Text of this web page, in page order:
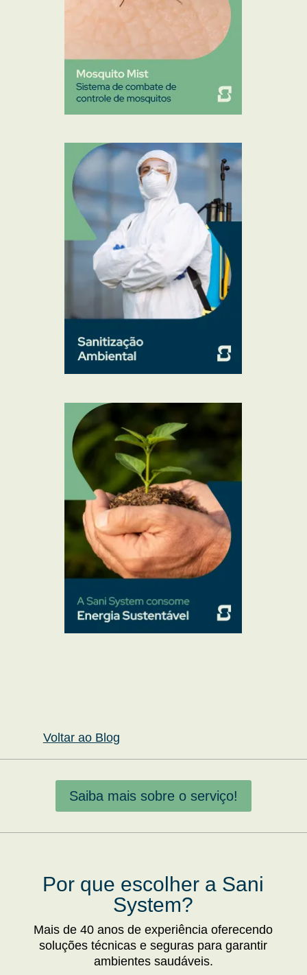
Voltar ao Blog
Saiba mais sobre o serviço!
Por que escolher a Sani
System?
Mais de 40 anos de experiência oferecendo
soluções técnicas e seguras para garantir
ambientes saudáveis.